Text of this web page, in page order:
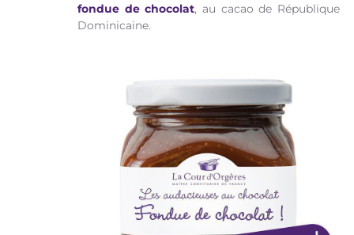
fondue de chocolat, au cacao de République
Dominicaine.